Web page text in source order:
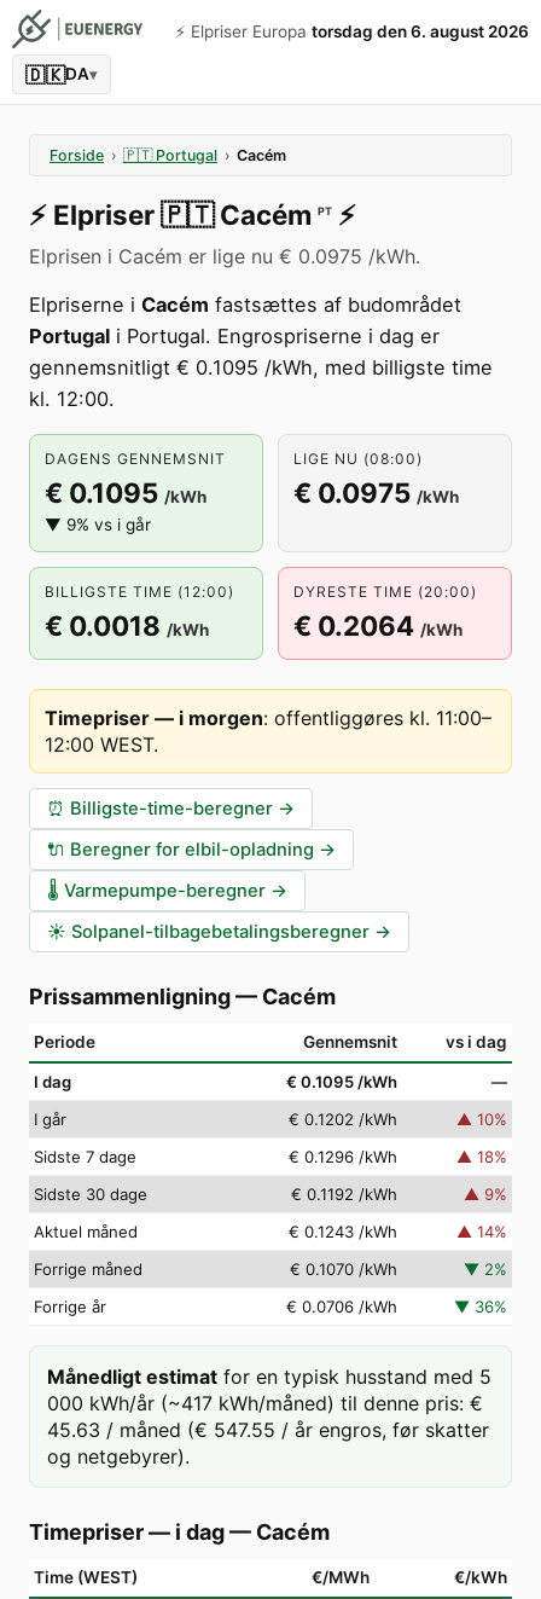
⚡️ Elpriser Europa torsdag den 6. august 2026
🇩🇰DA▾
Forside › 🇵🇹 Portugal › Cacém
⚡️ Elpriser🇵🇹 Cacém PT ⚡️
Elprisen i Cacém er lige nu € 0.0975 /kWh.
Elpriserne i Cacém fastsættes af budområdet
Portugal i Portugal. Engrospriserne i dag er
gennemsnitligt € 0.1095 /kWh, med billigste time
kl. 12:00.
DAGENS GENNEMSNIT
€ 0.1095 /kWh
▼ 9% vs i går
LIGE NU (08:00)
€ 0.0975 /kWh
BILLIGSTE TIME (12:00)
€ 0.0018 /kWh
DYRESTE TIME (20:00)
€ 0.2064 /kWh
Timepriser — i morgen: offentliggøres kl. 11:00–
12:00 WEST.
⏰ Billigste-time-beregner →
🔌 Beregner for elbil-opladning →
🌡️ Varmepumpe-beregner →
☀️ Solpanel-tilbagebetalingsberegner →
Prissammenligning— Cacém
Periode Gennemsnit vs i dag
I dag € 0.1095 /kWh
—
I går
€ 0.1202 /kWh ▲ 10%
Sidste 7 dage
€ 0.1296 /kWh ▲ 18%
Sidste 30 dage
€ 0.1192 /kWh ▲ 9%
Aktuel måned
€ 0.1243 /kWh ▲ 14%
Forrige måned
€ 0.1070 /kWh ▼ 2%
Forrige år
€ 0.0706 /kWh ▼ 36%
Månedligt estimat for en typisk husstand med 5
000 kWh/år (~417 kWh/måned) til denne pris: €
45.63 / måned (€ 547.55 / år engros, før skatter
og netgebyrer).
Timepriser — i dag— Cacém
Time (WEST) €/MWh €/kWh